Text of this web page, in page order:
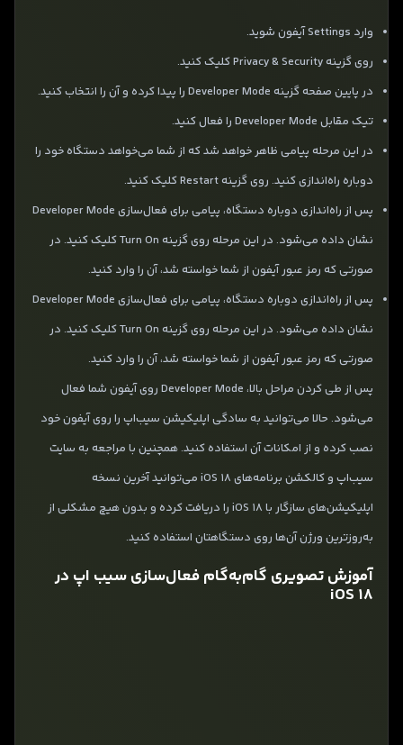
وارد Settings آیفون شوید.
روی گزینه Privacy & Security کلیک کنید.
در پایین صفحه گزینه Developer Mode را پیدا کرده و آن را انتخاب کنید.
تیک مقابل Developer Mode را فعال کنید.
در این مرحله پیامی ظاهر خواهد شد که از شما می‌خواهد دستگاه خود را
دوباره راه‌اندازی کنید. روی گزینه‌ Restart کلیک کنید.
پس از راه‌اندازی دوباره دستگاه، پیامی برای فعال‌سازی Developer Mode
نشان داده می‌شود. در این مرحله روی گزینه Turn On کلیک کنید. در
صورتی که رمز عبور آیفون از شما خواسته شد، آن را وارد کنید.
پس از راه‌اندازی دوباره دستگاه، پیامی برای فعال‌سازی Developer Mode
نشان داده می‌شود. در این مرحله روی گزینه Turn On کلیک کنید. در
صورتی که رمز عبور آیفون از شما خواسته شد، آن را وارد کنید.
پس از طی کردن مراحل بالا، Developer Mode روی آیفون شما فعال
می‌شود. حالا می‌توانید به‌ سادگی اپلیکیشن سیب‌اپ را روی آیفون خود
نصب کرده و از امکانات آن استفاده کنید. همچنین با مراجعه به سایت
سیب‌اپ و کالکشن برنامه‌های iOS 18 می‌توانید آخرین نسخه
اپلیکیشن‌های سازگار با iOS 18 را دریافت کرده و بدون هیچ مشکلی از
به‌روزترین ورژن آن‌ها روی دستگاهتان استفاده کنید.
آموزش تصویری گام‌به‌گام فعال‌سازی سیب اپ در
iOS 18